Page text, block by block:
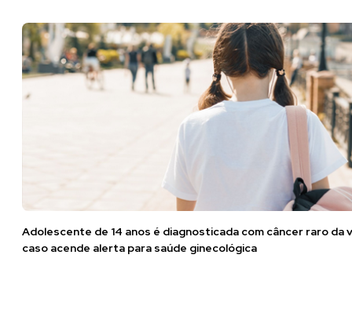
Adolescente de 14 anos é diagnosticada com câncer raro da
caso acende alerta para saúde ginecológica